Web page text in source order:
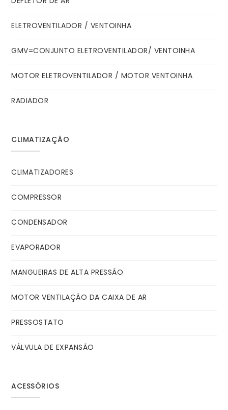
ELETROVENTILADOR / VENTOINHA
GMV=CONJUNTO ELETROVENTILADOR/ VENTOINHA
MOTOR ELETROVENTILADOR / MOTOR VENTOINHA
RADIADOR
CLIMATIZAÇÃO
CLIMATIZADORES
COMPRESSOR
CONDENSADOR
EVAPORADOR
MANGUEIRAS DE ALTA PRESSÃO
MOTOR VENTILAÇÃO DA CAIXA DE AR
PRESSOSTATO
VÁLVULA DE EXPANSÃO
ACESSÓRIOS